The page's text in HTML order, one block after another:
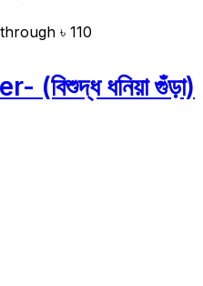
৳ 110
ধনিয়া গুঁড়া)